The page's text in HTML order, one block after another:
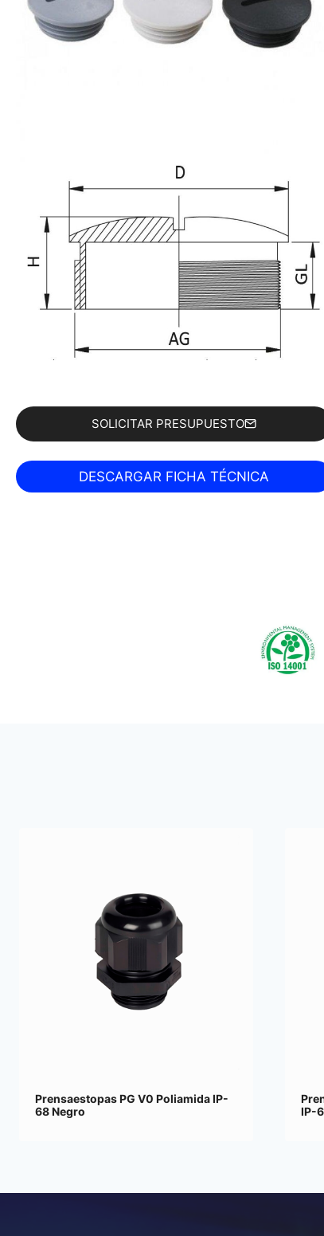
SOLICITAR PRESUPUESTO
Prensaestopas PG V0 Poliamida IP-
68 Negro
IP-